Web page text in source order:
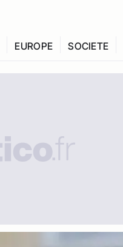
EUROPE SOCIETE